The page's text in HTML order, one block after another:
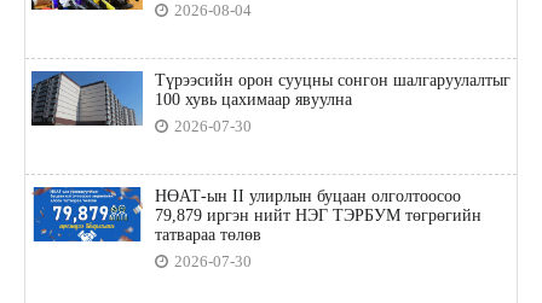
2026-08-04
Түрээсийн орон сууцны сонгон шалгаруулалтыг
100 хувь цахимаар явуулна
2026-07-30
НӨАТ-ын II улирлын буцаан олголтоосоо
79,879 иргэн нийт НЭГ ТЭРБУМ төгрөгийн
татвараа төлөв
2026-07-30